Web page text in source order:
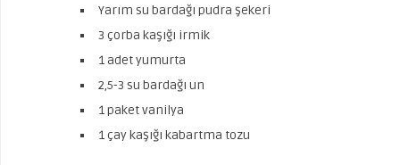
Yarım su bardağı pudra şekeri
3 çorba kaşığı irmik
1 adet yumurta
2,5-3 su bardağı un
1 paket vanilya
1 çay kaşığı kabartma tozu